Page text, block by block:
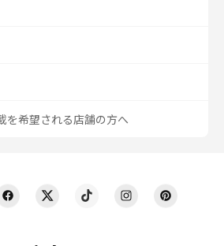
を希望される店舗の方へ